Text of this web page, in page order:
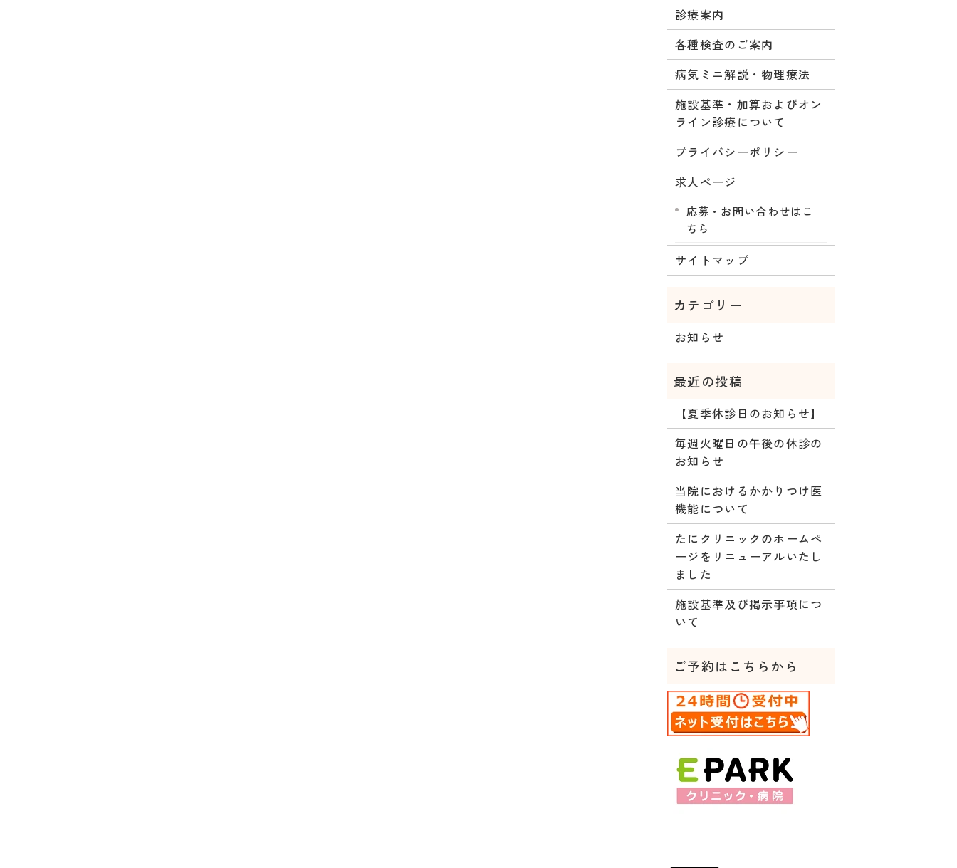
診療案内
各種検査のご案内
病気ミニ解説・物理療法
施設基準・加算およびオン
ライン診療について
プライバシーポリシー
求人ページ
応募・お問い合わせはこ
ちら
サイトマップ
お知らせ
【夏季休診日のお知らせ】
毎週火曜日の午後の休診の
お知らせ
当院におけるかかりつけ医
機能について
たにクリニックのホームペ
ージをリニューアルいたし
ました
施設基準及び掲示事項につ
いて
ご予約はこちらから